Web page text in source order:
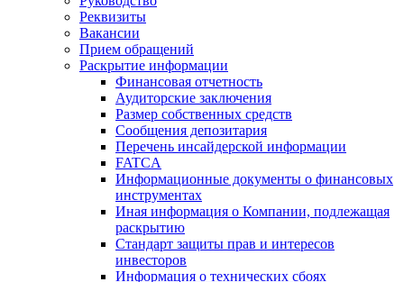
Реквизиты
Вакансии
Прием обращений
Раскрытие информации
Финансовая отчетность
Аудиторские заключения
Размер собственных средств
Сообщения депозитария
Перечень инсайдерской информации
FATCA
Информационные документы о финансовых
инструментах
Иная информация о Компании, подлежащая
раскрытию
Стандарт защиты прав и интересов
инвесторов
Информация о технических сбоях